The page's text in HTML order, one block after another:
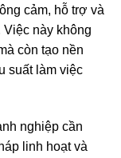
cảm, hỗ trợ và
này không
còn tạo nền
suất làm việc
nghiệp cần
linh hoạt và